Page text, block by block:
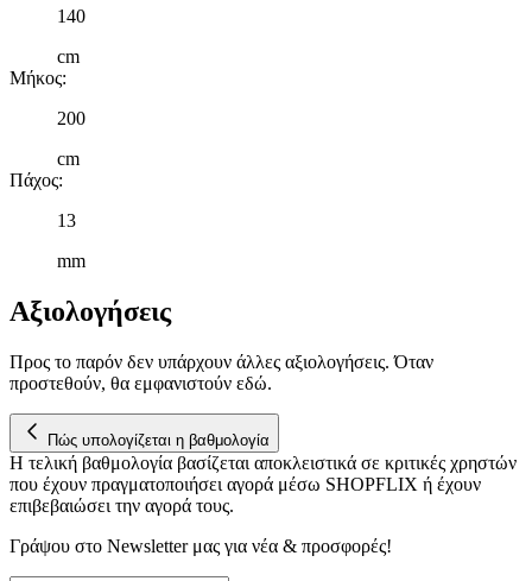
140
cm
Μήκος:
200
cm
Πάχος:
13
mm
Αξιολογήσεις
Προς το παρόν δεν υπάρχουν άλλες αξιολογήσεις. Όταν
προστεθούν, θα εμφανιστούν εδώ.
Πώς υπολογίζεται η βαθμολογία
Η τελική βαθμολογία βασίζεται αποκλειστικά σε κριτικές χρηστών
που έχουν πραγματοποιήσει αγορά μέσω SHOPFLIX ή έχουν
επιβεβαιώσει την αγορά τους.
Γράψου στο Νewsletter μας για νέα & προσφορές!